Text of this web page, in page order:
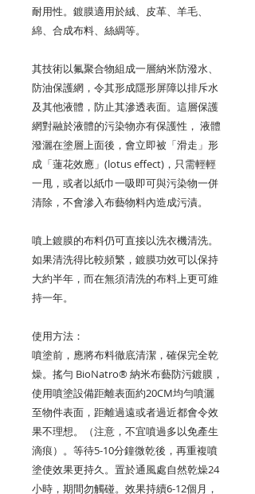
耐用性。鍍膜適用於絨、皮革、羊毛、
綿、合成布料、絲綢等。
其技術以氟聚合物組成一層納米防潑水、
防油保護網，令其形成隱形屏障以排斥水
及其他液體，防止其滲透表面。這層保護
網對融於液體的污染物亦有保護性， 液體
潑灑在塗層上面後，會立即被「滑走」形
成「蓮花效應」(lotus effect)，只需輕輕
一甩，或者以紙巾一吸即可與污染物一併
清除，不會滲入布藝物料內造成污漬。
噴上鍍膜的布料仍可直接以洗衣機清洗。
如果清洗得比較頻繁，鍍膜功效可以保持
大約半年，而在無須清洗的布料上更可維
持一年。
使用方法：
噴塗前，應將布料徹底清潔，確保完全乾
燥。搖勻 BioNatro® 納米布藝防污鍍膜，
使用噴塗設備距離表面約20CM均勻噴灑
至物件表面，距離過遠或者過近都會令效
果不理想。（注意，不宜噴過多以免產生
滴痕）。等待5-10分鐘微乾後，再重複噴
塗使效果更持久。置於通風處自然乾燥24
小時，期間勿觸碰。效果持續6-12個月，